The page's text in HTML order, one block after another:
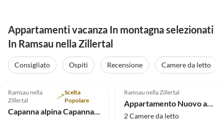
Appartamenti vacanza In montagna selezionati
In Ramsau nella Zillertal
Consigliato Ospiti Recensione Camere da letto
Annuncio in
Alto
Ramsau nella
Zillertal
Scelta
Popolare
Capanna alpina Capanna Feldl
Annuncio in
Alto
Ramsau nella Zillertal
Appartamento Nuovo appartamento Josef
2 Camere da letto